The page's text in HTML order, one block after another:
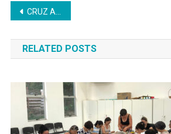
Navegação
de
Post
CRUZ ALTA: Polícia Civil investiga assalto à duas farmácias na área central do município
RELATED POSTS